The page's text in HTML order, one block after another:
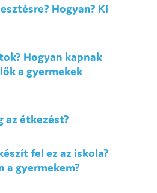
Rólunk
napló
GY K
Hogyan? Ki
Hogyan kapnak
a gyermekek
az étkezést?
fel ez az iskola?
a gyermekem?